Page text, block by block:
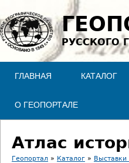
Jump
РУССКОГО
ГЛАВНАЯ КАТАЛОГ
О ГЕОПОРТАЛЕ
Атлас
Геопортал » Каталог »